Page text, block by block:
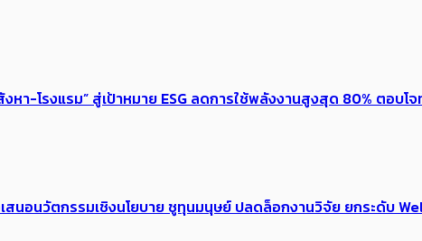
า-โรงแรม” สู่เป้าหมาย ESG ลดการใช้พลังงานสูงสุด 80% ตอบโ
นอนวัตกรรมเชิงนโยบาย ชูทุนมนุษย์ ปลดล็อกงานวิจัย ยกระดับ